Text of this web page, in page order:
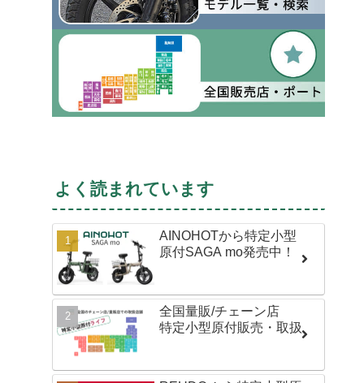
よく読まれています
AINOHOTから特定小型
原付SAGA mo発売中！
全国量販/チェーン店
特定小型原付販売・取扱